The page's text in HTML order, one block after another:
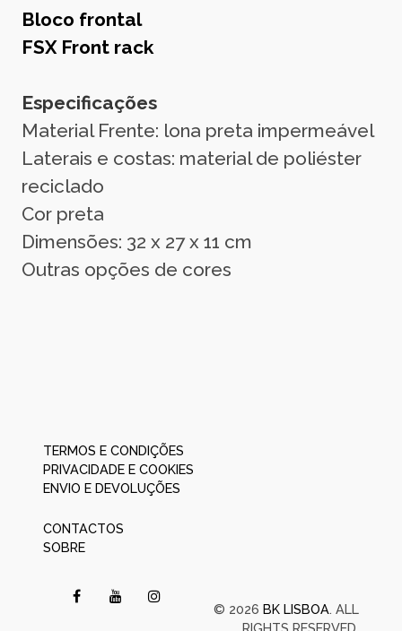
Bloco frontal
FSX Front rack
Especificações
Material Frente: lona preta impermeável
Laterais e costas: material de poliéster
reciclado
Cor preta
Dimensões: 32 x 27 x 11 cm
Outras opções de cores
TERMOS E CONDIÇÕES
PRIVACIDADE E COOKIES
ENVIO E DEVOLUÇÕES
CONTACTOS
SOBRE
© 2026 BK LISBOA. ALL